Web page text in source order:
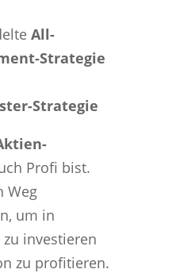
All-
Strategie
Strategie
Profi bist.
Weg
um in
investieren
zu profitieren.